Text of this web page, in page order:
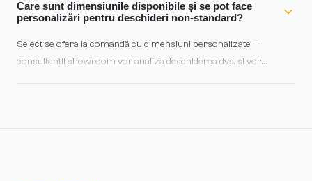
retoca ușor. Recomandăm evitarea expunerii prelungite la
Care sunt dimensiunile disponibile și se pot face
personalizări pentru deschideri non-standard?
Select se oferă la comandă cu dimensiuni personalizate —
consultanții showroom vor analiza deschiderea dvs. și vor